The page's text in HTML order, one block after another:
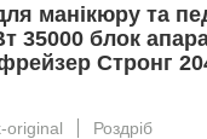
манікюру та
35000 блок
Стронг
original
Роздріб